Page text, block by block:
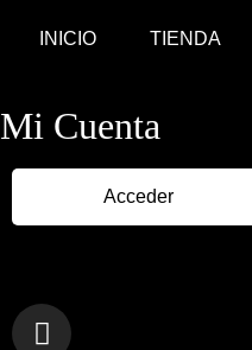
INICIO TIENDA
Mi Cuenta
Acceder